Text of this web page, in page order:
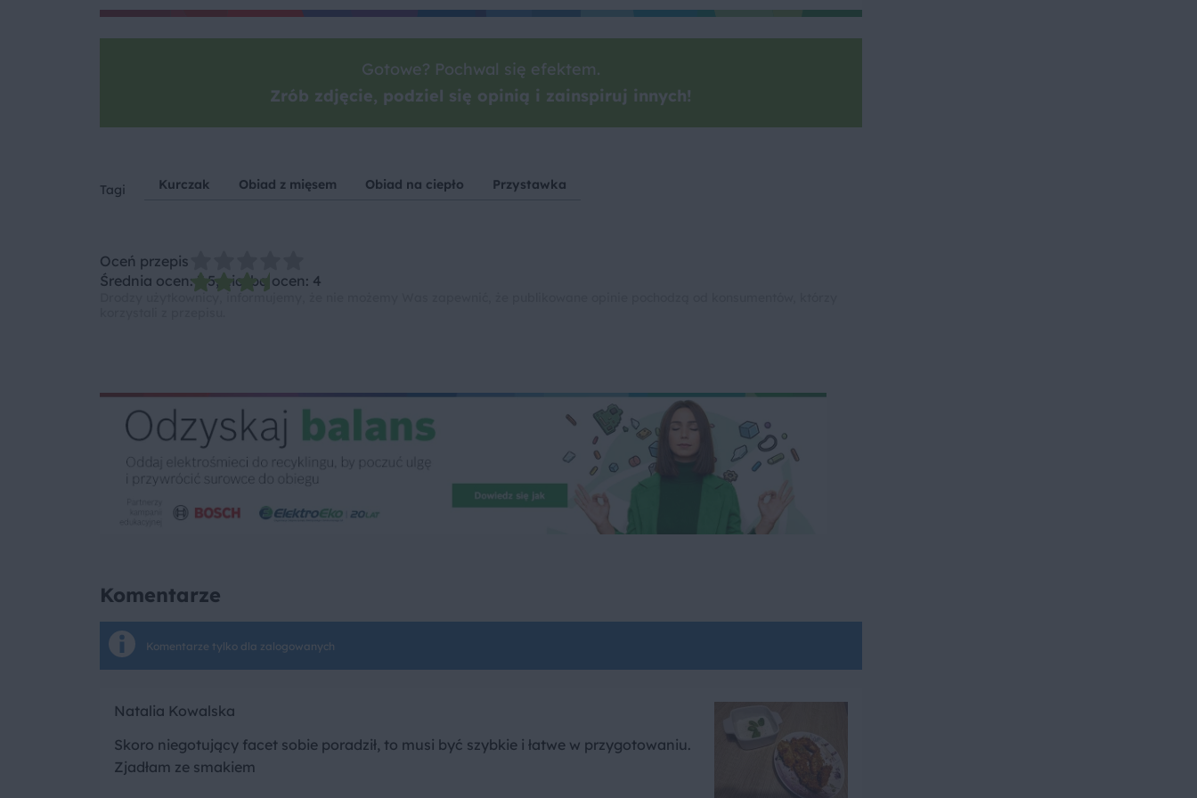
Gotowe? Pochwal się efektem.
Zrób zdjęcie, podziel się opinią i zainspiruj innych!
Tagi Kurczak Obiad z mięsem Obiad na ciepło Przystawka
Oceń przepis
Średnia ocen: 3.5, Liczba ocen: 4
Komentarze
Komentarze tylko dla zalogowanych
Natalia Kowalska
Skoro niegotujący facet sobie poradził, to musi być szybkie i łatwe w przygotowaniu.
Zjadłam ze smakiem